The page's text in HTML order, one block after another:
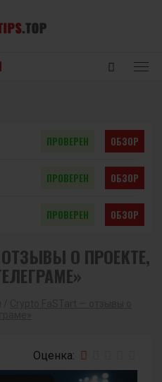
ПРОВЕРЕН ОБЗОР
ПРОВЕРЕН ОБЗОР
ПРОВЕРЕН ОБЗОР
ОТЗЫВЫ О ПРОЕКТЕ,